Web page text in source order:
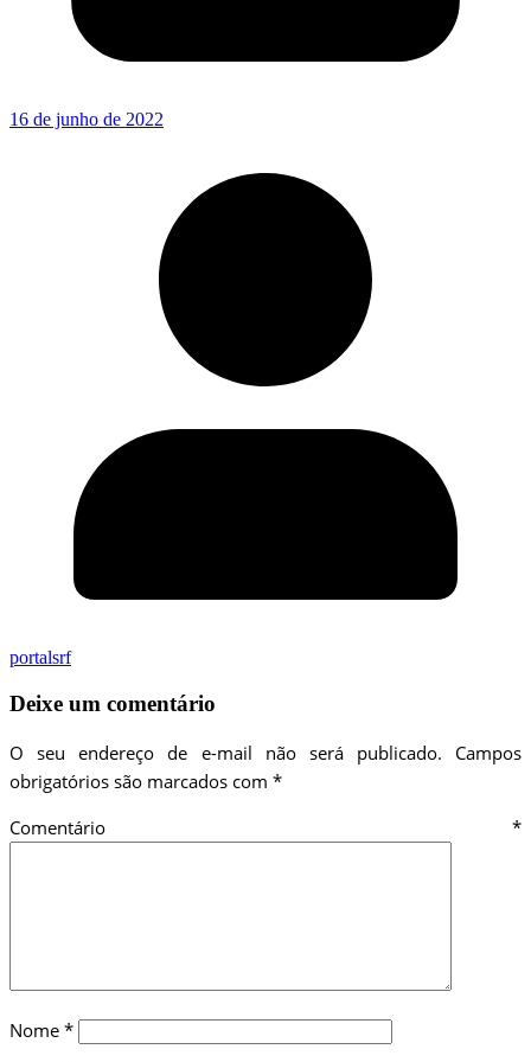
16 de junho de 2022
portalsrf
Deixe um comentário
O seu endereço de e-mail não será publicado.
Campos
obrigatórios são marcados com *
Comentário *
Nome *